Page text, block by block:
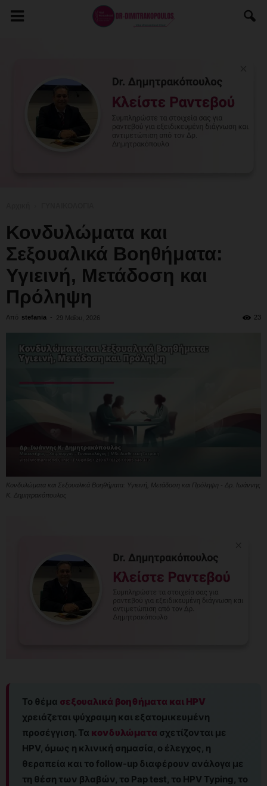
Κονδυλώματα και
Σεξουαλικά Βοηθήματα:
Υγιεινή, Μετάδοση και
Πρόληψη
Από stefania - 29 Μαΐου, 2026 23
Κονδυλώματα και Σεξουαλικά Βοηθήματα: Υγιεινή, Μετάδοση και Πρόληψη - Δρ. Ιωάννης
Κ. Δημητρακόπουλος
Το θέμα σεξουαλικά βοηθήματα και HPV
χρειάζεται ψύχραιμη και εξατομικευμένη
προσέγγιση. Τα κονδυλώματα σχετίζονται με
HPV, όμως η κλινική σημασία, ο έλεγχος, η
θεραπεία και το follow-up διαφέρουν ανάλογα με
τη θέση των βλαβών, το Pap test, το HPV Typing, το